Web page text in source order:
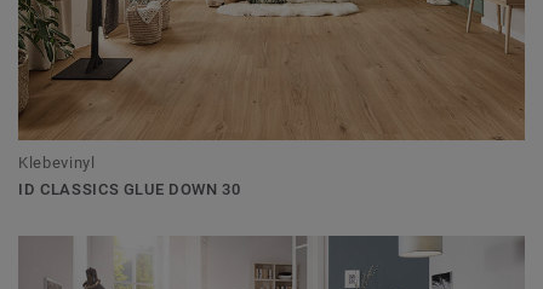
Klebevinyl
ID CLASSICS GLUE DOWN 30